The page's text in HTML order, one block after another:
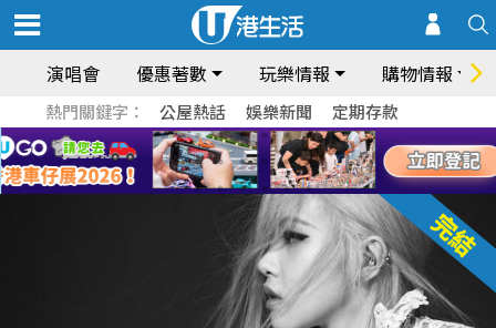
演唱會 優惠著數 玩樂情報 購物情報
熱門關鍵字： 公屋熱話 娛樂新聞 定期存款